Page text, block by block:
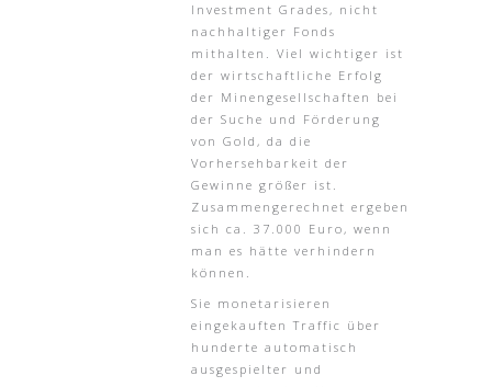
Investment Grades, nicht
nachhaltiger Fonds
mithalten. Viel wichtiger ist
der wirtschaftliche Erfolg
der Minengesellschaften bei
der Suche und Förderung
von Gold, da die
Vorhersehbarkeit der
Gewinne größer ist.
Zusammengerechnet ergeben
sich ca. 37.000 Euro, wenn
man es hätte verhindern
können.
Sie monetarisieren
eingekauften Traffic über
hunderte automatisch
ausgespielter und